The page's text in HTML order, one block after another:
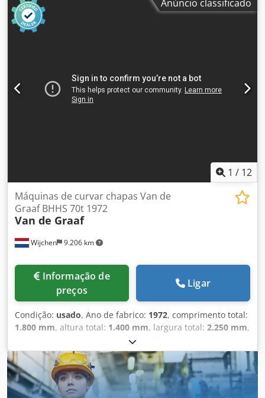
Lixadeira para perfis e chanfros com bloco de lixa
intercambiável, com inclinação de -15° a +90°. Motor de 2
velocidades, rotações por minuto 710/1420 – Potência 1,3 –
exaustão: 100 mm. Dimensões gerais: 2100 x 1600 x 1350
mm (altura). Peso: 950 kg.
Anúncio classificado
1 / 12
Wijchen 9.206 km
Máquinas de curvar chapas Van de
Graaf BHHS 70t 1972
Van de Graaf
preços
Ligar
Condição: usado, Ano de fabrico: 1972, comprimento total:
1.800 mm, altura total: 1.400 mm, largura total: 2.250 mm,
Cor: Verde Peso em vazio: 2.000 kg Chsdpfx Aszm N Riji Sea
Preço: Sob consulta - Ano de fabricação: 1972 -
Documentação disponível: Não - Certificado CE: Não -
Controlo: Convencional - Dimensões de transporte: 1800
mm x 2250 mm x 1400 mm (c x l x a) - Peso de transporte